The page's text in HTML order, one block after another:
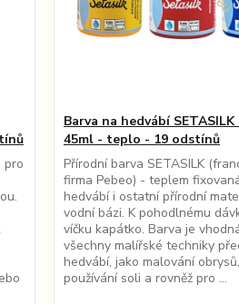
pro
Barva na hedvábí SETASILK
45ml - teplo - 19 odstínů
Přírodní barva SETASILK
firma Pebeo) - teplem
hedvábí i ostatní přírodní
vodní bázi. K pohodlnému
víčku kapátko. Barva je
všechny malířské techniky
hedvábí, jako malování
používání soli a rovněž pro ...